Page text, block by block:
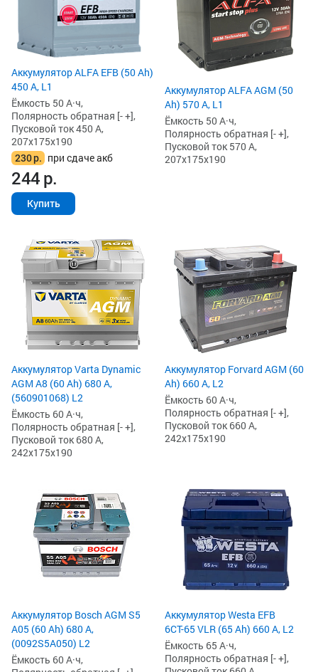
Аккумулятор ALFA EFB (50 Ah)
450 А, L1
Ёмкость 50 А·ч,
Полярность обратная [- +],
Пусковой ток 450 А,
207x175x190
230р. при сдаче акб
244р.
Купить
Аккумулятор ALFA AGM (50
Ah) 570 А, L1
Ёмкость 50 А·ч,
Полярность обратная [- +],
Пусковой ток 570 А,
207x175x190
Аккумулятор Varta Dynamic
AGM A8 (60 Ah) 680 А,
(560901068) L2
Ёмкость 60 А·ч,
Полярность обратная [- +],
Пусковой ток 680 А,
242x175x190
Аккумулятор Forvard AGM (60
Ah) 660 А, L2
Ёмкость 60 А·ч,
Полярность обратная [- +],
Пусковой ток 660 А,
242x175x190
Аккумулятор Bosch AGM S5
A05 (60 Ah) 680 А,
(0092S5A050) L2
Ёмкость 60 А·ч,
Аккумулятор Westa EFB
6СТ-65 VLR (65 Ah) 660 А, L2
Ёмкость 65 А·ч,
Полярность обратная [- +],